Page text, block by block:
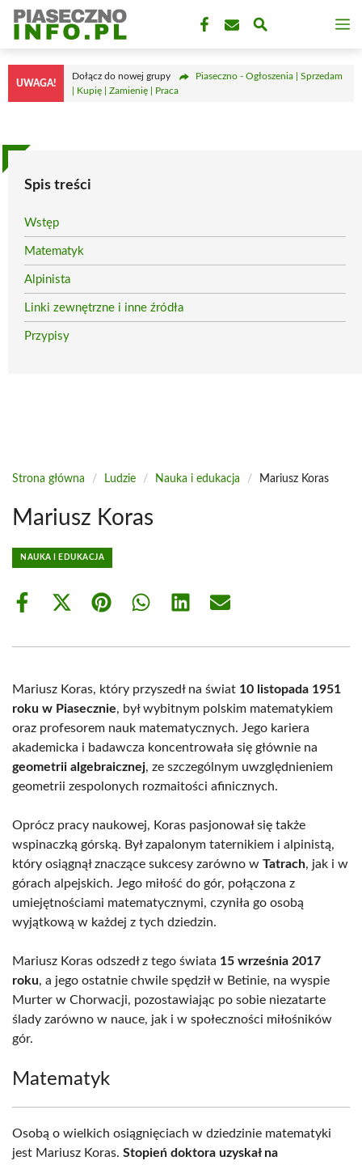
Przejdź
treści
UWAGA!
Dołącz do nowej grupy
Piaseczno - Ogłoszenia | Sprzedam
| Kupię | Zamienię | Praca
Spis treści
Wstęp
Matematyk
Alpinista
Linki zewnętrzne i inne źródła
Przypisy
Strona główna / Ludzie / Nauka i edukacja / Mariusz Koras
Mariusz Koras
NAUKA I EDUKACJA
Share
Share
(Twitter)
Share Share Share Share
Mariusz Koras, który przyszedł na świat 10 listopada 1951
roku w Piasecznie, był wybitnym polskim matematykiem
oraz profesorem nauk matematycznych. Jego kariera
akademicka i badawcza koncentrowała się głównie na
geometrii algebraicznej, ze szczególnym uwzględnieniem
geometrii zespolonych rozmaitości afinicznych.
Oprócz pracy naukowej, Koras pasjonował się także
wspinaczką górską. Był zapalonym taternikiem i alpinistą,
który osiągnął znaczące sukcesy zarówno w Tatrach, jak i w
górach alpejskich. Jego miłość do gór, połączona z
umiejętnościami matematycznymi, czyniła go osobą
wyjątkową w każdej z tych dziedzin.
Mariusz Koras odszedł z tego świata 15 września 2017
roku, a jego ostatnie chwile spędził w Betinie, na wyspie
Murter w Chorwacji, pozostawiając po sobie niezatarte
ślady zarówno w nauce, jak i w społeczności miłośników
gór.
Matematyk
Osobą o wielkich osiągnięciach w dziedzinie matematyki
jest Mariusz Koras. Stopień doktora uzyskał na